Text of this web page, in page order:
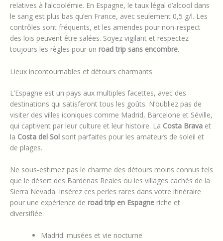
relatives à l’alcoolémie. En Espagne, le taux légal d’alcool dans
le sang est plus bas qu’en France, avec seulement 0,5 g/l. Les
contrôles sont fréquents, et les amendes pour non-respect
des lois peuvent être salées. Soyez vigilant et respectez
toujours les règles pour un road trip sans encombre.
Lieux incontournables et détours charmants
L’Espagne est un pays aux multiples facettes, avec des
destinations qui satisferont tous les goûts. N’oubliez pas de
visiter des villes iconiques comme Madrid, Barcelone et Séville,
qui captivent par leur culture et leur histoire. La Costa Brava et
la Costa del Sol sont parfaites pour les amateurs de soleil et
de plages.
Ne sous-estimez pas le charme des détours moins connus tels
que le désert des Bardenas Reales ou les villages cachés de la
Sierra Nevada. Insérez ces perles rares dans votre itinéraire
pour une expérience de road trip en Espagne riche et
diversifiée.
Madrid: musées et vie nocturne